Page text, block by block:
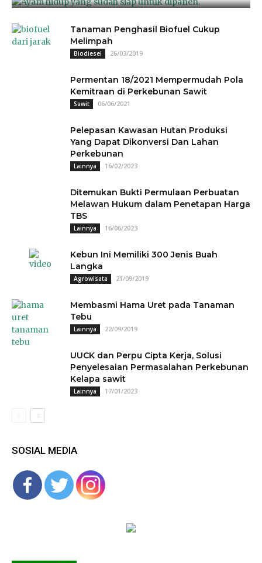
Tanaman Penghasil Biofuel Cukup
Melimpah
Biodiesel 26/03/2019
Permentan 18/2021 Mempermudah Pola
Kemitraan di Perkebunan Sawit
Sawit 06/06/2021
Pelepasan Kawasan Hutan Produksi
Yang Dapat Dikonversi Dan Lahan
Perkebunan
Lainnya 16/02/2023
Ditemukan Bukti Permulaan Perbuatan
Melawan Hukum dalam Penetapan Harga
TBS
Lainnya 16/06/2023
Kebun Ini Memiliki 300 Jenis Buah
Langka
Agrowisata 21/09/2019
Membasmi Hama Uret pada Tanaman
Tebu
Lainnya 22/09/2019
UUCK dan Perpu Cipta Kerja, Solusi
Penyelesaian Permasalahan Perkebunan
Kelapa sawit
Lainnya 17/01/2023
SOSIAL MEDIA